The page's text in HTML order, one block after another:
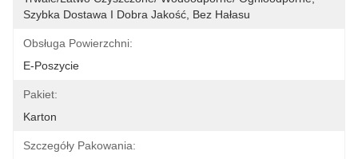
Szybka Dostawa I Dobra Jakość, Bez Hałasu
Obsługa Powierzchni:
E-Poszycie
Pakiet:
Karton
Szczegóły Pakowania: